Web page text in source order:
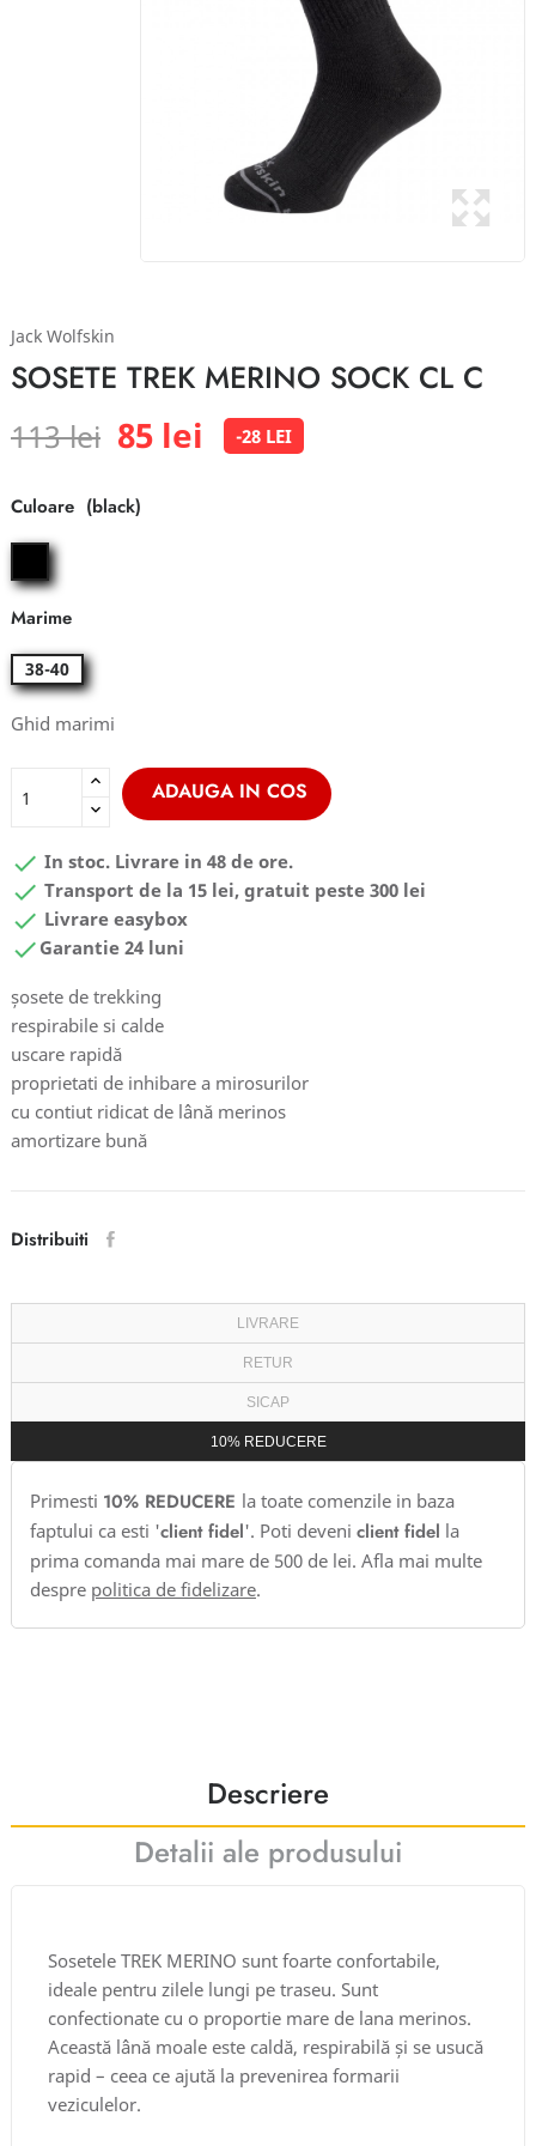
Jack Wolfskin
SOSETE TREK MERINO SOCK CL C
113 lei 85 lei -28 LEI
Culoare
black
Marime
38-40
Ghid marimi
ADAUGA IN COS
 In stoc. Livrare in 48 de ore.
 Transport de la 15 lei, gratuit peste 300 lei
 Livrare easybox
 Garantie 24 luni
șosete de trekking
respirabile si calde
uscare rapidă
proprietati de inhibare a mirosurilor
cu contiut ridicat de lână merinos
amortizare bună
Distribuiti
LIVRARE
RETUR
SICAP
10% REDUCERE
Primesti 10% REDUCERE la toate comenzile in baza
faptului ca esti 'client fidel'. Poti deveni client fidel la
prima comanda mai mare de 500 de lei. Afla mai multe
despre politica de fidelizare.
Descriere
Detalii ale produsului
Sosetele TREK MERINO sunt foarte confortabile,
ideale pentru zilele lungi pe traseu. Sunt
confectionate cu o proportie mare de lana merinos.
Această lână moale este caldă, respirabilă și se usucă
rapid – ceea ce ajută la prevenirea formarii
veziculelor.